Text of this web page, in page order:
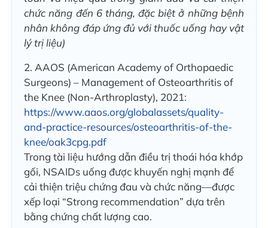
chức năng đến 6 tháng, đặc biệt ở những bệnh
nhân không đáp ứng đủ với thuốc uống hay vật
lý trị liệu)
2. AAOS (American Academy of Orthopaedic
Surgeons) – Management of Osteoarthritis of
the Knee (Non-Arthroplasty), 2021:
https://www.aaos.org/globalassets/quality-
and-practice-resources/osteoarthritis-of-the-
knee/oak3cpg.pdf
Trong tài liệu hướng dẫn điều trị thoái hóa khớp
gối, NSAIDs uống được khuyến nghị mạnh để
cải thiện triệu chứng đau và chức năng—được
xếp loại “Strong recommendation” dựa trên
bằng chứng chất lượng cao.